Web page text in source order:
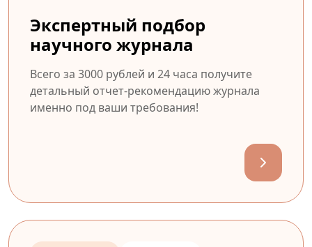
Экспертный подбор
научного журнала
Всего за 3000 рублей и 24 часа получите
детальный отчет-рекомендацию журнала
именно под ваши требования!